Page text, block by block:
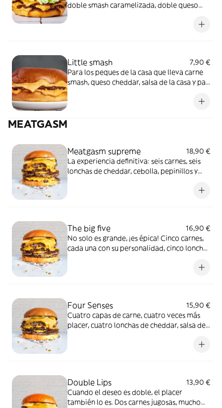
doble smash caramelizada, doble queso
cebolla, lechuga y la acidez de los pepinillos
Little smash
7,90 €
Para los peques de la casa que lleva carne
smash, queso cheddar, salsa de la casa y pan
MEATGASM
Meatgasm supreme
18,90 €
La experiencia definitiva: seis carnes, seis
lonchas de cheddar, cebolla, pepinillos y
The big five
16,90 €
No solo es grande, ¡es épica! Cinco carnes,
cada una con su personalidad, cinco lonchas
Four Senses
15,90 €
Cuatro capas de carne, cuatro veces más
placer, cuatro lonchas de cheddar, salsa de
Double Lips
13,90 €
Cuando el deseo es doble, el placer
también lo es. Dos carnes jugosas, mucho